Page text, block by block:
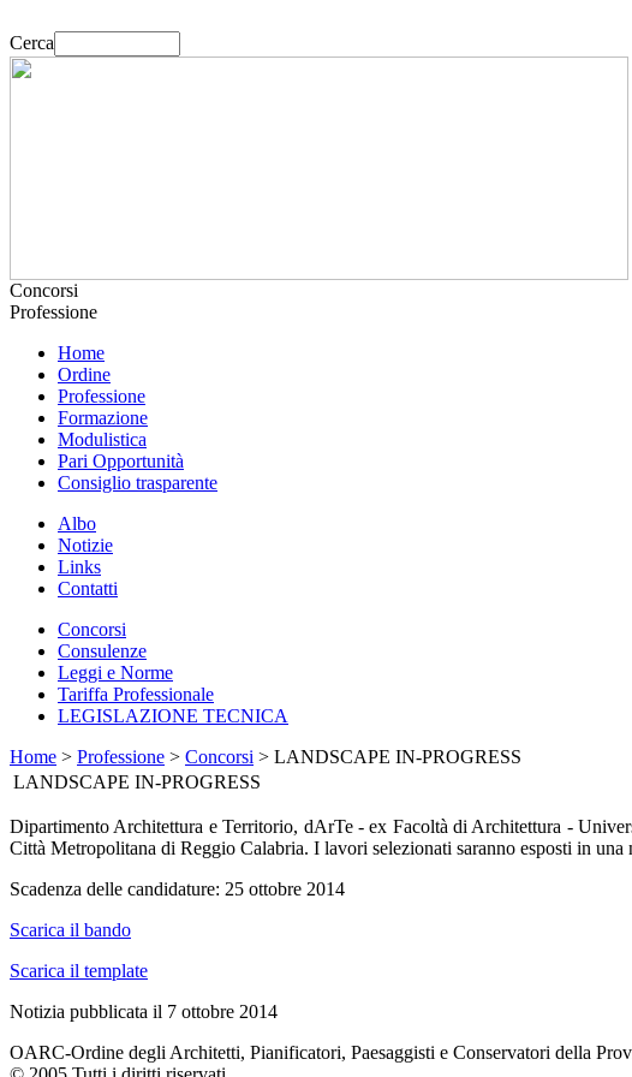
Cerca
Concorsi
Professione
Home
Ordine
Professione
Formazione
Modulistica
Pari Opportunità
Consiglio trasparente
Albo
Notizie
Links
Contatti
Concorsi
Consulenze
Leggi e Norme
Tariffa Professionale
LEGISLAZIONE TECNICA
Home > Professione > Concorsi > LANDSCAPE IN-PROGRESS
LANDSCAPE IN-PROGRESS
Dipartimento Architettura e Territorio, dArTe - ex Facoltà di Architettura -
Città Metropolitana di Reggio Calabria. I lavori selezionati saranno esposti in
Scadenza delle candidature: 25 ottobre 2014
Scarica il bando
Scarica il template
Notizia pubblicata il 7 ottobre 2014
OARC-Ordine degli Architetti, Pianificatori, Paesaggisti e Conservatori della